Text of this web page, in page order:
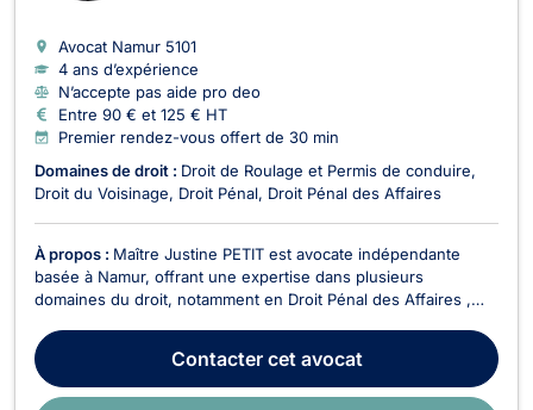
Avocat Namur 5101
4 ans d’expérience
N’accepte pas aide pro deo
Entre 90 € et 125 € HT
Premier rendez-vous offert de 30 min
Domaines de droit : Droit de Roulage et Permis de conduire
Droit du Voisinage
Droit Pénal Droit Pénal des Affaires
À propos : Maître Justine PETIT est avocate indépendante
basée à Namur, offrant une expertise dans plusieurs
domaines du droit, notamment en Droit Pénal des Affaires ,
des Mineurs . Avec une approche fiable et professionnelle ,
Maître PETIT s'engage à défendre les intérêt...
Contactercet avocat